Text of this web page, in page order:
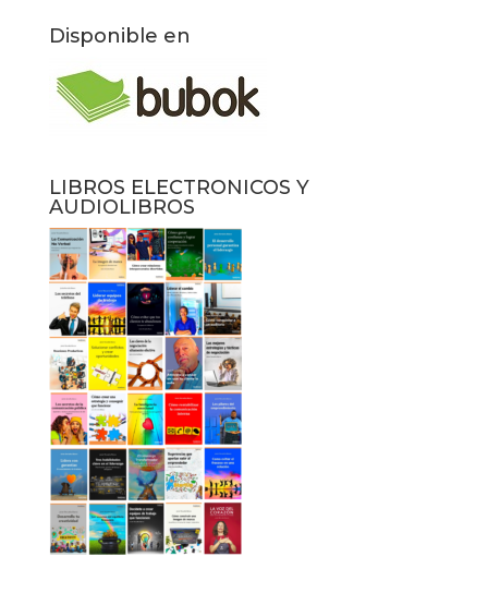
Disponible en
LIBROS ELECTRONICOS Y
AUDIOLIBROS